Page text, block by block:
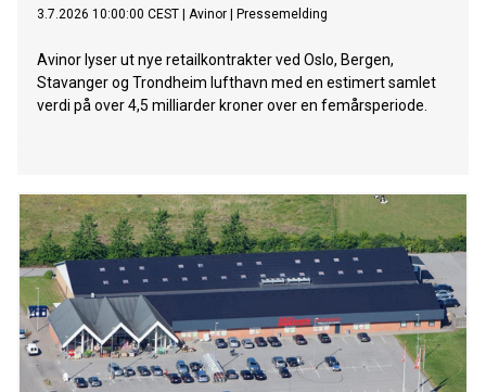
3.7.2026 10:00:00 CEST Avinor Pressemelding
Avinor lyser ut nye retailkontrakter ved Oslo, Bergen,
Stavanger og Trondheim lufthavn med en estimert samlet
verdi på over 4,5 milliarder kroner over en femårsperiode.